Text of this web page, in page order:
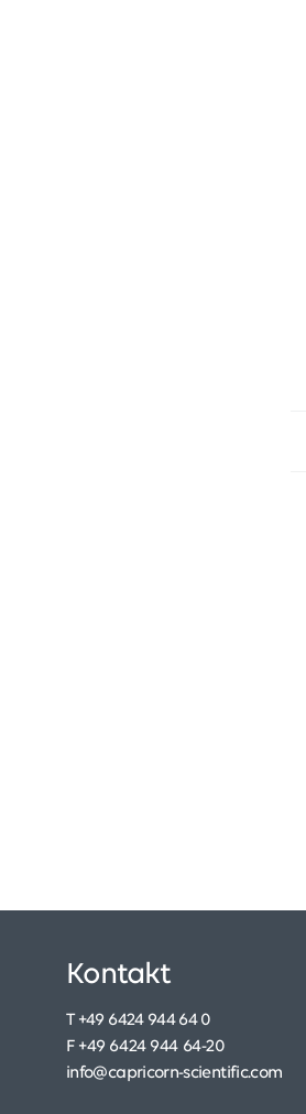
Kontakt
T +49 6424 944 64 0
F +49 6424 944 64-20
info@capricorn-scientific.com